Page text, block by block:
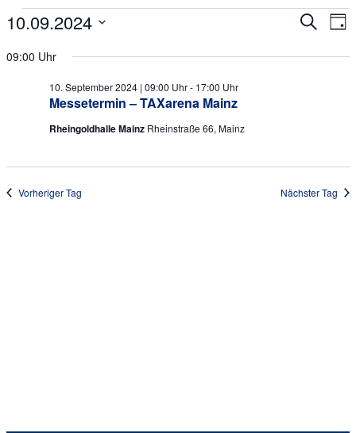
Veranstaltungen
für
September
Suche
Tag
10.09.2024
wählen.
09:00 Uhr
Messetermin – TAXarena Mainz
10. September 2024 | 09:00 Uhr- 17:00 Uhr
Rheingoldhalle Mainz Rheinstraße 66, Mainz
Vorheriger Tag Nächster Tag